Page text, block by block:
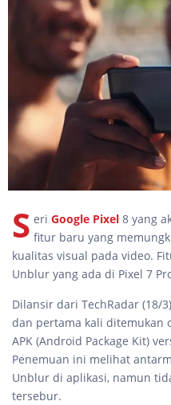
S eri Google Pixel 8 yang
fitur baru yang
kualitas visual pada video.
Unblur yang ada di Pixel 7
Dilansir dari TechRadar (18/
dan pertama kali ditemukan
APK (Android Package Kit)
Penemuan ini melihat
Unblur di aplikasi, namun
tersebur.